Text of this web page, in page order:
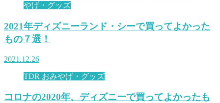
やげ・グッズ
2021年ディズニーランド・シーで買ってよかった
もの７選！
2021.12.26
TDR おみやげ・グッズ
コロナの2020年、ディズニーで買ってよかったも